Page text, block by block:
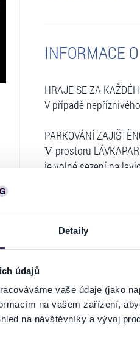
Detaily
údajů
vaše údaje (jako
na vašem zařízení,
na návštěvníky a vývoj
INFORMACE
HRAJE SE ZA
V případě
PARKOVÁNÍ
V prostoru
je volné sezení na
Po celý den je k
Rezervace ubytování:
Více podrobností: